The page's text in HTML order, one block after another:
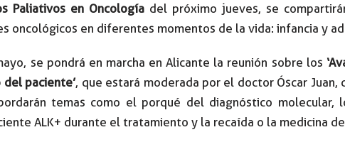
Paliativos en Oncología del próximo jueves, se
oncológicos en diferentes momentos de la vida: infancia y
se pondrá en marcha en Alicante la reunión sobre los
del paciente’, que estará moderada por el doctor Óscar
temas como el porqué del diagnóstico
ALK+ durante el tratamiento y la recaída o la medicina